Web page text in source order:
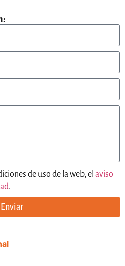
de uso de la web, el aviso
.
Enviar